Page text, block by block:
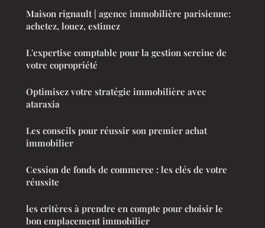
Maison rignault | agence immobilière parisienne:
achetez, louez, estimez
L'expertise comptable pour la gestion sereine de
votre copropriété
Optimisez votre stratégie immobilière avec
ataraxia
Les conseils pour réussir son premier achat
immobilier
Cession de fonds de commerce : les clés de votre
réussite
les critères à prendre en compte pour choisir le
bon emplacement immobilier